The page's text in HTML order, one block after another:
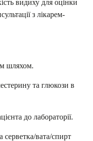
видиху для оцінки
з лікарем-
шляхом.
та глюкози в
до лабораторії.
серветка/вата/спирт